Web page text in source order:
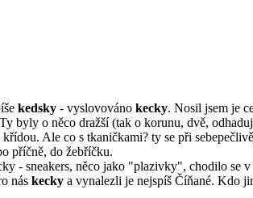
kedsky - vyslovováno kecky. Nosil jsem je
byly o něco dražší (tak o korunu, dvě,
Ale co s tkaničkami? ty se při
příčně, do žebříčku.
- sneakers, něco jako "plazivky", chodilo se
nás kecky a vynalezli je nejspíš Číňané. Kdo